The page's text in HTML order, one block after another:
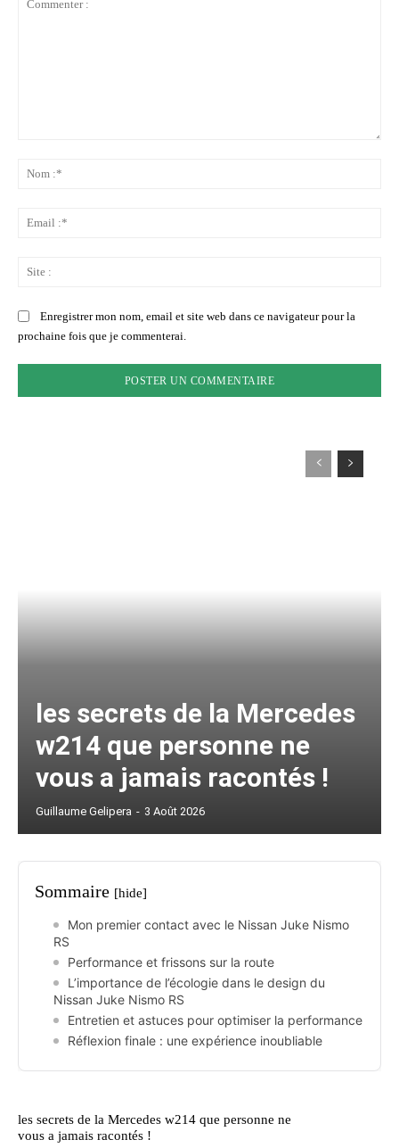
Enregistrer mon nom, email et site web dans ce navigateur pour la
prochaine fois que je commenterai.
les secrets de la Mercedes
w214 que personne ne
vous a jamais racontés !
Guillaume Gelipera - 3 Août 2026
Sommaire [hide]
Mon premier contact avec le Nissan Juke Nismo
RS
Performance et frissons sur la route
L’importance de l’écologie dans le design du
Nissan Juke Nismo RS
Entretien et astuces pour optimiser la performance
Réflexion finale : une expérience inoubliable
les secrets de la Mercedes w214 que personne ne
vous a jamais racontés !